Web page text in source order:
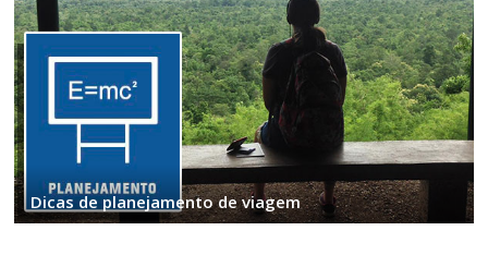
Dicas de planejamento de viagem